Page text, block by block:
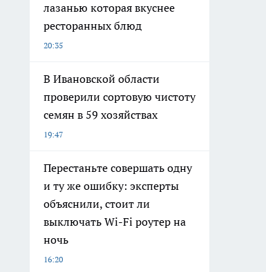
лазанью которая вкуснее
ресторанных блюд
20:35
В Ивановской области
проверили сортовую чистоту
семян в 59 хозяйствах
19:47
Перестаньте совершать одну
и ту же ошибку: эксперты
объяснили, стоит ли
выключать Wi-Fi роутер на
ночь
16:20